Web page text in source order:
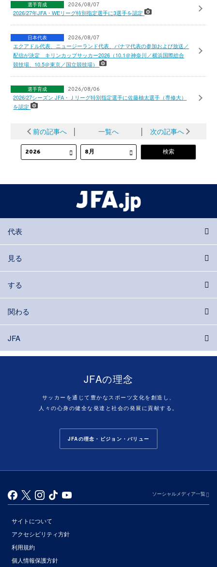
選手育成 2026/08/07
2026/27年JFA・WEリーグ特別指定選手に3選手を認定
日本代表 2026/08/07
エクアドル代表、ニュージーランド代表、パナマ代表の参加および放送／
配信が決定 キリンカップサッカー2026（10.1＠神奈川／横浜国際総合
競技場、10.5＠東京／国立競技場）
選手育成 2026/08/06
2026/27シーズン JFA・Ｊリーグ特別指定選手に佐藤柚太選手（専修大）
を認定
前の記事へ │ 一覧へ │ 次の記事へ
代表
見る
する
関わる
JFA
JFAの理念
サッカーを通じて豊かなスポーツ文化を創造し、
人々の心身の健全な発達と社会の発展に貢献する。
JFAの理念・ビジョン・バリュー
ソーシャルメディア一覧
サイトについて
アクセシビリティ方針
利用規約
個人情報保護方針